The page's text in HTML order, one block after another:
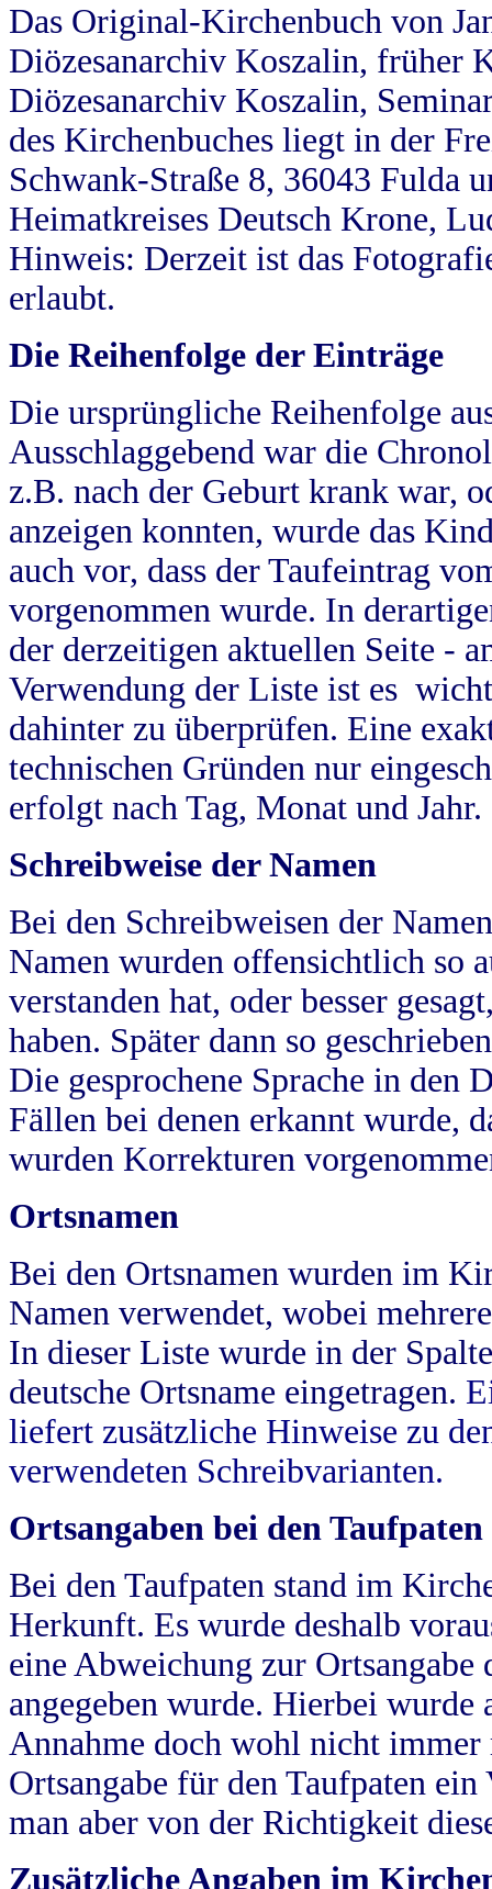
Das Original-Kirchenbuch von
Diözesanarchiv Koszalin, früher
Diözesanarchiv Koszalin,
des Kirchenbuches liegt in der
Schwank-Straße 8, 36043 Fulda
Heimatkreises Deutsch Krone,
Hinweis: Derzeit ist das
erlaubt.
Die Reihenfolge der Einträge
Die ursprüngliche Reihenfolge
Ausschlaggebend war die
z.B. nach der Geburt krank war,
anzeigen konnten, wurde das
auch vor, dass der Taufeintrag
vorgenommen wurde. In
der derzeitigen aktuellen Seite -
Verwendung der Liste ist es
dahinter zu überprüfen. Eine
technischen Gründen nur
erfolgt nach Tag, Monat und Jahr.
Schreibweise der Namen
Bei den Schreibweisen der
Namen wurden offensichtlich so
verstanden hat, oder besser
haben. Später dann so
Die gesprochene Sprache in
Fällen bei denen erkannt wurde,
wurden Korrekturen
Ortsnamen
Bei den Ortsnamen wurden im
Namen verwendet, wobei
In dieser Liste wurde in der
deutsche Ortsname eingetragen.
liefert zusätzliche Hinweise zu
verwendeten Schreibvarianten.
Ortsangaben bei den Taufpaten
Bei den Taufpaten stand im
Herkunft. Es wurde deshalb
eine Abweichung zur
angegeben wurde. Hierbei wurde
Annahme doch wohl nicht
Ortsangabe für den Taufpaten
man aber von der Richtigkeit
Zusätzliche Angaben im